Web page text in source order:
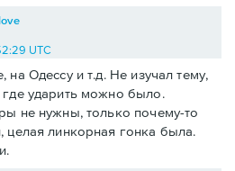
UTC
на Одессу и т.д. Не изучал тему,
где ударить можно было.
не нужны, только почему-то
целая линкорная гонка была.